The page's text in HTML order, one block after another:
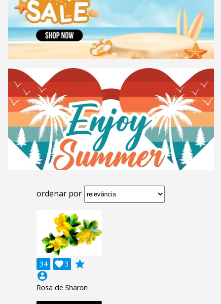
ordenar por
34 3

grade
account_circle
Rosa de Sharon